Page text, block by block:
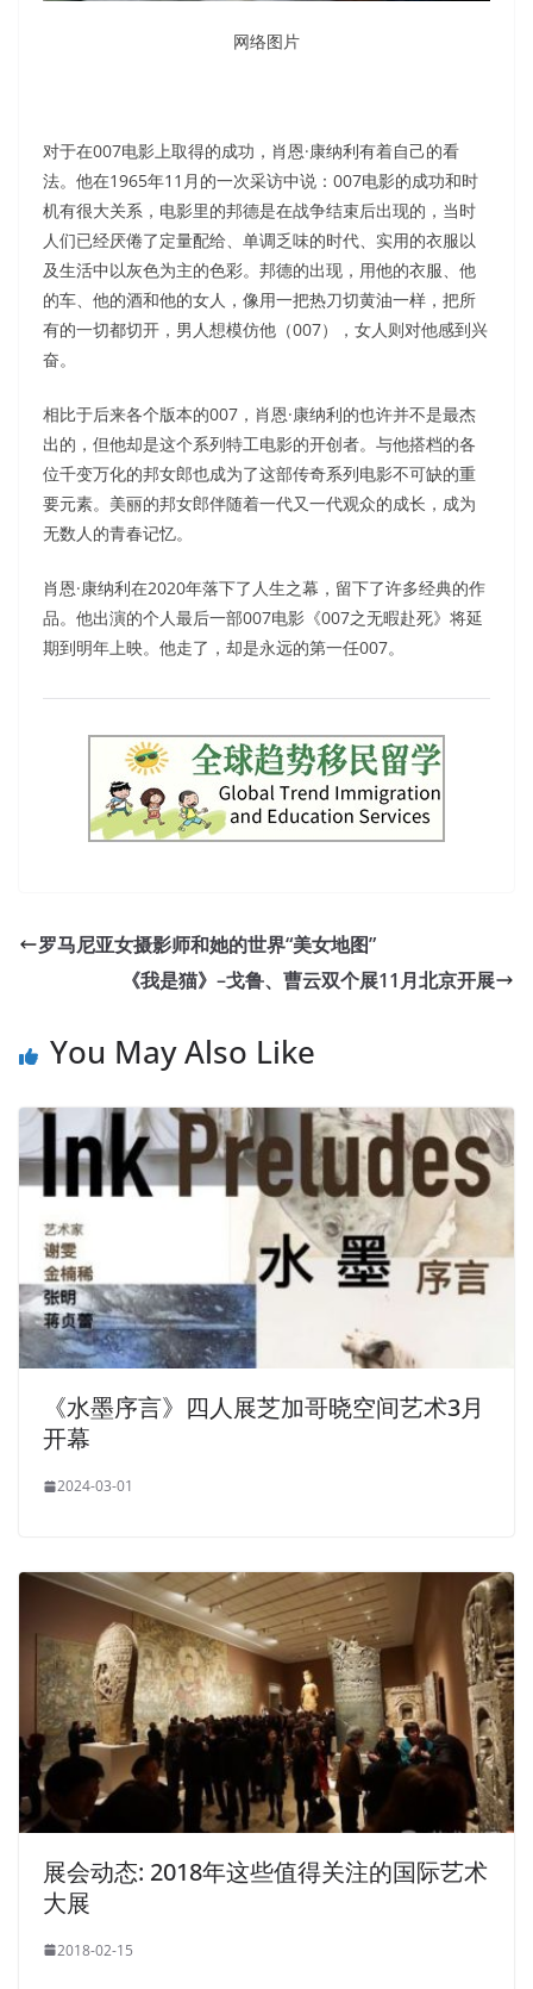
网络图片
对于在007电影上取得的成功，肖恩·康纳利有着自己的看
法。他在1965年11月的一次采访中说：007电影的成功和时
机有很大关系，电影里的邦德是在战争结束后出现的，当时
人们已经厌倦了定量配给、单调乏味的时代、实用的衣服以
及生活中以灰色为主的色彩。邦德的出现，用他的衣服、他
的车、他的酒和他的女人，像用一把热刀切黄油一样，把所
有的一切都切开，男人想模仿他（007），女人则对他感到兴
奋。
相比于后来各个版本的007，肖恩·康纳利的也许并不是最杰
出的，但他却是这个系列特工电影的开创者。与他搭档的各
位千变万化的邦女郎也成为了这部传奇系列电影不可缺的重
要元素。美丽的邦女郎伴随着一代又一代观众的成长，成为
无数人的青春记忆。
肖恩·康纳利在2020年落下了人生之幕，留下了许多经典的作
品。他出演的个人最后一部007电影《007之无暇赴死》将延
期到明年上映。他走了，却是永远的第一任007。
罗马尼亚女摄影师和她的世界“美女地图”
《我是猫》–戈鲁、曹云双个展11月北京开展
You May Also Like
《水墨序言》四人展芝加哥晓空间艺术3月
开幕
2024-03-01
展会动态: 2018年这些值得关注的国际艺术
大展
2018-02-15